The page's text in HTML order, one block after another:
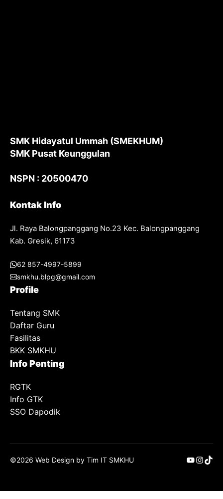
SMK Hidayatul Ummah (SMEKHUM)
SMK Pusat Keunggulan
NSPN : 20500470
Kontak Info
Jl. Raya Balongpanggang No.23 Kec. Balongpanggang
Kab. Gresik, 61173
62 857-4997-5899
smkhu.blpg@gmail.com
Profile
Tentang SMK
Daftar Guru
Fasilitas
BKK SMKHU
Info Penting
RGTK
Info GTK
SSO Dapodik
©2026 Web Design by Tim IT SMKHU YouTube